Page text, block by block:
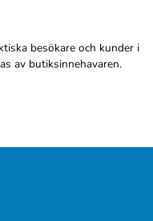
besökare och kunder i
av butiksinnehavaren.